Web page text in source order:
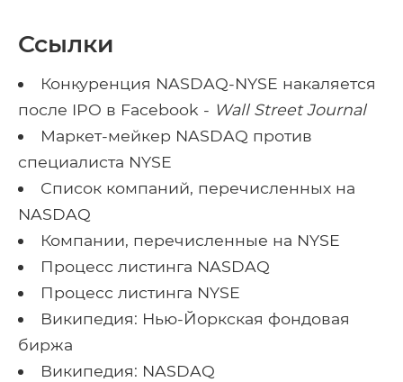
Ссылки
Конкуренция NASDAQ-NYSE накаляется
после IPO в Facebook - Wall Street Journal
Маркет-мейкер NASDAQ против
специалиста NYSE
Список компаний, перечисленных на
NASDAQ
Компании, перечисленные на NYSE
Процесс листинга NASDAQ
Процесс листинга NYSE
Википедия: Нью-Йоркская фондовая
биржа
Википедия: NASDAQ